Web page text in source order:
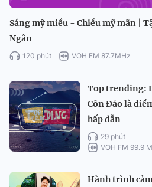
Sáng mỹ miều - Chiều mỹ mãn |
Ngân
120 phút VOH FM 87.7MHz
Top trending:
Côn Đảo là
hấp dẫn
29 phút
VOH FM 99.9
Hành trình